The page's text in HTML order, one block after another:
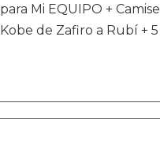
para Mi EQUIPO +
Kobe de Zafiro a Rubí +